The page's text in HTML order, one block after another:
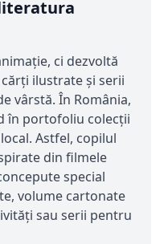
ci dezvoltă
ilustrate și serii
vârstă. În România,
în portofoliu colecții
Astfel, copilul
din filmele
special
volume cartonate
sau serii pentru